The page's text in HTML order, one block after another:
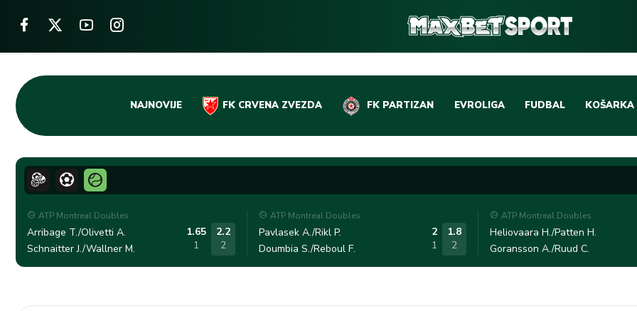
Skip
content
NAJNOVIJE FK CRVENA ZVEZDA FK PARTIZAN EVROLIGA FUDBAL
DOMAĆI FUDBAL
LIGE PETICE
OSTALE LIGE
KOŠARKA
EVROLIGA
ABA LIGA
ATP Montreal Doubles
Arribage T./Olivetti A.
Schnaitter J./Wallner M.
1.65
1
2.2
2
ATP Montreal Doubles
Pavlasek A./Rikl P.
Doumbia S./Reboul F.
2
1
1.8
2
ATP Montreal Doubles
Heliovaara H./Patten H.
Goransson A./Ruud C.